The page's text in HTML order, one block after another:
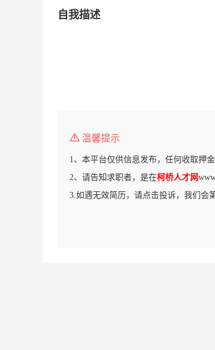
自我描述
温馨提示
1、本平台仅供信息发布，任何收取押
2、请告知求职者，是在柯桥人才网
3.如遇无效简历，请点击投诉，我们会